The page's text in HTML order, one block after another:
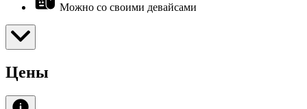
Можно со своими девайсами
Цены